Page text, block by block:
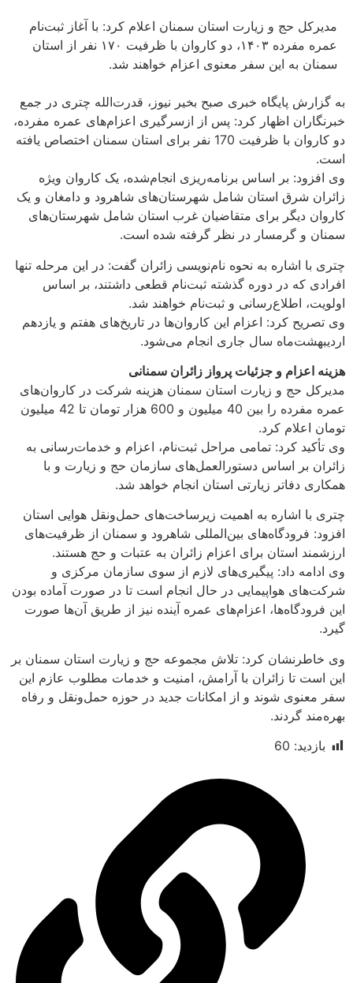
حج و زیارت استان سمنان اعلام کرد: با آغاز ثبت‌نام
عمره مفرده ۱۴۰۳، دو کاروان با ظرفیت ۱۷۰ نفر از استان
این سفر معنوی اعزام خواهند شد.
پایگاه خبری صبح بخیر نیوز، قدرت‌الله چتری در جمع
اظهار کرد: پس از ازسرگیری اعزام‌های عمره مفرده،
دو کاروان با ظرفیت 170 نفر برای استان سمنان اختصاص یافته
بر اساس برنامه‌ریزی انجام‌شده، یک کاروان ویژه
استان شامل شهرستان‌های شاهرود و دامغان و یک
برای متقاضیان غرب استان شامل شهرستان‌های
گرمسار در نظر گرفته شده است.
به نحوه نام‌نویسی زائران گفت: در این مرحله تنها
در دوره گذشته ثبت‌نام قطعی داشتند، بر اساس
اطلاع‌رسانی و ثبت‌نام خواهند شد.
کرد: اعزام این کاروان‌ها در تاریخ‌های هفتم و یازدهم
سال جاری انجام می‌شود.
و جزئیات پرواز زائران سمنانی
و زیارت استان سمنان هزینه شرکت در کاروان‌های
عمره مفرده را بین 40 میلیون و 600 هزار تومان تا 42 میلیون
کرد.
کرد: تمامی مراحل ثبت‌نام، اعزام و خدمات‌رسانی به
اساس دستورالعمل‌های سازمان حج و زیارت و با
زیارتی استان انجام خواهد شد.
اشاره به اهمیت زیرساخت‌های حمل‌ونقل هوایی استان
بین‌المللی شاهرود و سمنان از ظرفیت‌های
استان برای اعزام زائران به عتبات و حج هستند.
داد: پیگیری‌های لازم از سوی سازمان مرکزی و
هواپیمایی در حال انجام است تا در صورت آماده بودن
اعزام‌های عمره آینده نیز از طریق آن‌ها صورت
کرد: تلاش مجموعه حج و زیارت استان سمنان بر
تا زائران با آرامش، امنیت و خدمات مطلوب عازم این
شوند و از امکانات جدید در حوزه حمل‌ونقل و رفاه
60